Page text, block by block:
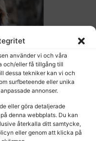
använder vi och våra
och/eller få tillgång till
dessa tekniker kan vi och
surfbeteende eller unika
annonser.
eller göra detaljerade
denna webbplats. Du kan
återkalla ditt samtycke,
eller genom att klicka på